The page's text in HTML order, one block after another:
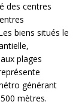
des centres
biens situés le
plages
générant
mètres.